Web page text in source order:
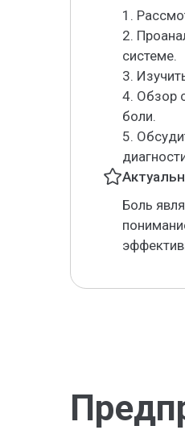
1.
2.
системе.
3.
4. Обзор
боли.
5.
Боль